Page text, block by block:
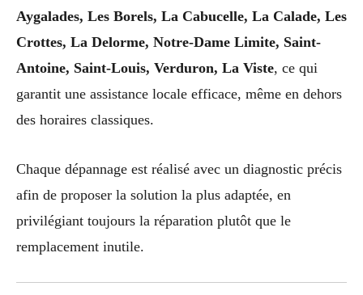
Aygalades, Les Borels, La Cabucelle, La Calade, Les
Crottes, La Delorme, Notre-Dame Limite, Saint-
Antoine, Saint-Louis, Verduron, La Viste, ce qui
garantit une assistance locale efficace, même en dehors
des horaires classiques.
Chaque dépannage est réalisé avec un diagnostic précis
afin de proposer la solution la plus adaptée, en
privilégiant toujours la réparation plutôt que le
remplacement inutile.